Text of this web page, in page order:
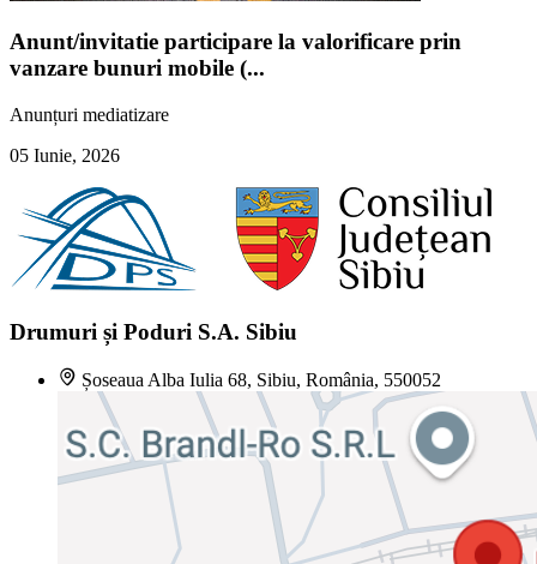
Anunt/invitatie participare la valorificare prin
vanzare bunuri mobile (...
Anunțuri mediatizare
05 Iunie, 2026
Drumuri și Poduri S.A. Sibiu
Șoseaua Alba Iulia 68, Sibiu, România, 550052